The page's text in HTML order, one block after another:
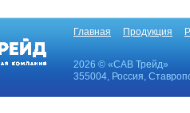
Главная Продукция
2026 © «САВ Трейд»
355004, Россия,